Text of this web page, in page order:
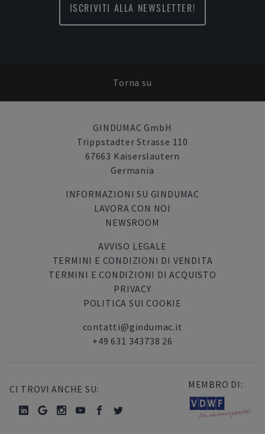
ISCRIVITI ALLA NEWSLETTER!
Torna su
GINDUMAC GmbH
Trippstadter Strasse 110
67663 Kaiserslautern
Germania
INFORMAZIONI SU GINDUMAC
LAVORA CON NOI
NEWSROOM
AVVISO LEGALE
TERMINI E CONDIZIONI DI VENDITA
TERMINI E CONDIZIONI DI ACQUISTO
PRIVACY
POLITICA SUI COOKIE
contatti@gindumac.it
+49 631 343738 26
CI TROVI ANCHE SU: MEMBRO DI: